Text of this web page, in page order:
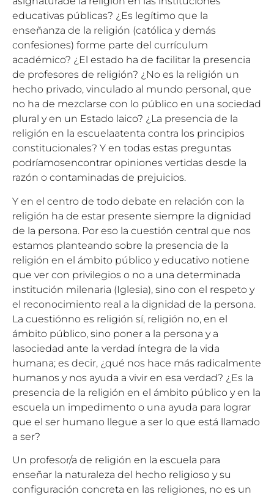
educativas públicas? ¿Es legítimo que la
enseñanza de la religión (católica y demás
confesiones) forme parte del currículum
académico? ¿El estado ha de facilitar la presencia
de profesores de religión? ¿No es la religión un
hecho privado, vinculado al mundo personal, que
no ha de mezclarse con lo público en una sociedad
plural y en un Estado laico? ¿La presencia de la
religión en la escuelaatenta contra los principios
constitucionales? Y en todas estas preguntas
podríamosencontrar opiniones vertidas desde la
razón o contaminadas de prejuicios.
Y en el centro de todo debate en relación con la
religión ha de estar presente siempre la dignidad
de la persona. Por eso la cuestión central que nos
estamos planteando sobre la presencia de la
religión en el ámbito público y educativo notiene
que ver con privilegios o no a una determinada
institución milenaria (Iglesia), sino con el respeto y
el reconocimiento real a la dignidad de la persona.
La cuestiónno es religión sí, religión no, en el
ámbito público, sino poner a la persona y a
lasociedad ante la verdad íntegra de la vida
humana; es decir, ¿qué nos hace más radicalmente
humanos y nos ayuda a vivir en esa verdad? ¿Es la
presencia de la religión en el ámbito público y en la
escuela un impedimento o una ayuda para lograr
que el ser humano llegue a ser lo que está llamado
a ser?
Un profesor/a de religión en la escuela para
enseñar la naturaleza del hecho religioso y su
configuración concreta en las religiones, no es un